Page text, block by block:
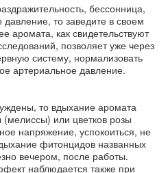
бессонница,
то заведите в своем
аромата, как свидетельствуют
позволяет уже через
систему, нормализовать
артериальное давление.
то вдыхание аромата
или цветков розы
напряжение, успокоиться, не
фитонцидов названных
вечером, после работы.
наблюдается также при